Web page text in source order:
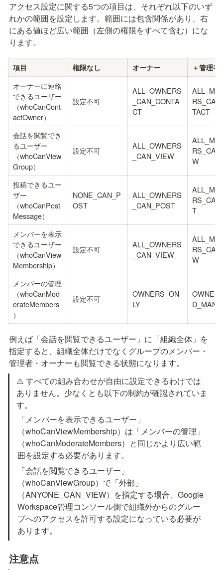
アクセス設定に関する5つの項目は、それぞれ以下のいず
れかの範囲を設定します。範囲には包含関係があり、右
にある値ほど広い範囲（左側の権限をすべて含む）にな
ります。
項目 権限なし オーナー ＋管理者
オーナーに連絡
できるユーザー
（whoCanCont
actOwner）
設定不可
ALL_OWNERS
_CAN_CONTA
CT
TACT
会話を閲覧でき
るユーザー
（whoCanView
Group）
設定不可
ALL_OWNERS
_CAN_VIEW
W
投稿できるユー
ザー
（whoCanPost
Message）
NONE_CAN_P
OST
ALL_OWNERS
_CAN_POST
T
メンバーを表示
できるユーザー
（whoCanView
Membership）
設定不可
ALL_OWNERS
_CAN_VIEW
W
メンバーの管理
（whoCanMod
erateMembers
）
設定不可
OWNERS_ON
LY
例えば「会話を閲覧できるユーザー」に「組織全体」を
指定すると、組織全体だけでなくグループのメンバー・
管理者・オーナーも閲覧できる状態になります。
⚠️ すべての組み合わせが自由に設定できるわけでは
ありません。少なくとも以下の制約が確認されていま
す。
「メンバーを表示できるユーザー」
（whoCanViewMembership）は「メンバーの管理」
（whoCanModerateMembers）と同じかより広い範
囲を設定する必要があります。
「会話を閲覧できるユーザー」
（whoCanViewGroup）で「外部」
（ANYONE_CAN_VIEW）を指定する場合、Google
Workspace管理コンソール側で組織外からのグルー
プへのアクセスを許可する設定になっている必要が
あります。
注意点